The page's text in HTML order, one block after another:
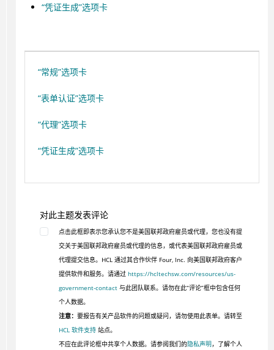
“凭证生成”选项卡
“常规”选项卡
“表单认证”选项卡
“代理”选项卡
“凭证生成”选项卡
对此主题发表评论
点击此框即表示您承认您不是美国联邦政府雇员或代理，您也没有提
交关于美国联邦政府雇员或代理的信息，或代表美国联邦政府雇员或
代理提交信息。HCL 通过其合作伙伴 Four, Inc. 向美国联邦政府客户
提供软件和服务。请通过 https://hcltechsw.com/resources/us-
government-contact与此团队联系。请勿在此“评论”框中包含任何
个人数据。
注意： 要报告有关产品软件的问题或疑问，请勿使用此表单。请转至
HCL 软件支持站点。
不应在此评论框中共享个人数据。请参阅我们的隐私声明，了解个人